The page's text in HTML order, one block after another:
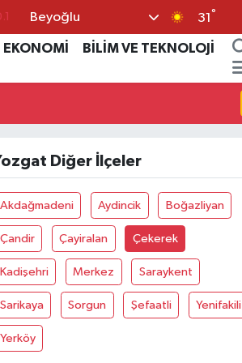
Beyoğlu 31 °
EKONOMİ
BİLİM VE TEKNOLOJİ
Diğer İlçeler
Akdağmadeni Aydincik Boğazliyan
Çandir Çayiralan Çekerek
Kadişehri Merkez Saraykent
Sarikaya Sorgun Şefaatli Yenifakili
Yerköy